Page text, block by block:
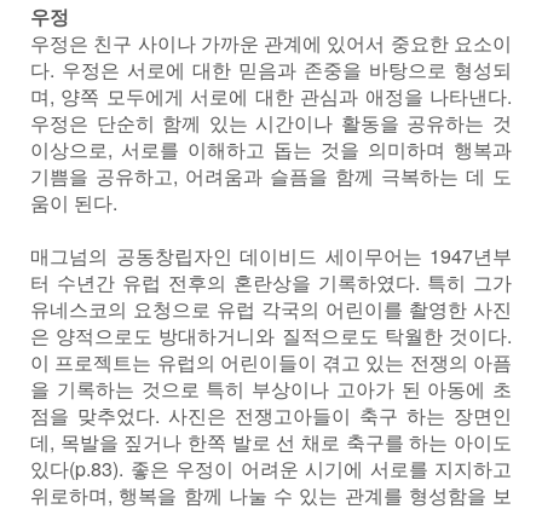
우정
우정은 친구 사이나 가까운 관계에 있어서 중요한 요소이
다. 우정은 서로에 대한 믿음과 존중을 바탕으로 형성되
며, 양쪽 모두에게 서로에 대한 관심과 애정을 나타낸다.
우정은 단순히 함께 있는 시간이나 활동을 공유하는 것
이상으로, 서로를 이해하고 돕는 것을 의미하며 행복과
기쁨을 공유하고, 어려움과 슬픔을 함께 극복하는 데 도
움이 된다.
매그넘의 공동창립자인 데이비드 세이무어는 1947년부
터 수년간 유럽 전후의 혼란상을 기록하였다. 특히 그가
유네스코의 요청으로 유럽 각국의 어린이를 촬영한 사진
은 양적으로도 방대하거니와 질적으로도 탁월한 것이다.
이 프로젝트는 유럽의 어린이들이 겪고 있는 전쟁의 아픔
을 기록하는 것으로 특히 부상이나 고아가 된 아동에 초
점을 맞추었다. 사진은 전쟁고아들이 축구 하는 장면인
데, 목발을 짚거나 한쪽 발로 선 채로 축구를 하는 아이도
있다(p.83). 좋은 우정이 어려운 시기에 서로를 지지하고
위로하며, 행복을 함께 나눌 수 있는 관계를 형성함을 보